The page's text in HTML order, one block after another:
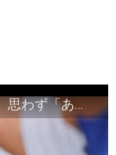
石田ゆり子と運命の再会!? 長州力、思わず「あちゃー！」 MEGA BIG新CM「インターネットを知ってる長州力」編